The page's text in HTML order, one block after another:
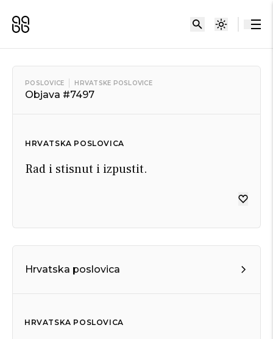
POSLOVICE HRVATSKE POSLOVICE
Objava #7497
HRVATSKA POSLOVICA
Rad i stisnut i izpustit.
Hrvatska poslovica
HRVATSKA POSLOVICA